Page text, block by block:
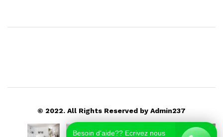
© 2022. All Rights Reserved by Admin237
Besoin d'aide?? Ecrivez nous